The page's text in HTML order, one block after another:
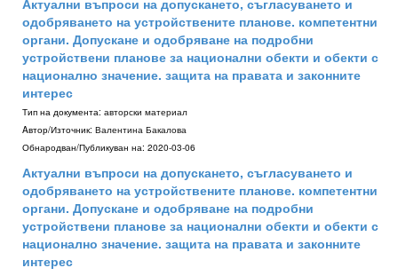
Актуални въпроси на допускането, съгласуването и
одобряването на устройствените планове. компетентни
органи. Допускане и одобряване на подробни
устройствени планове за национални обекти и обекти с
национално значение. защита на правата и законните
интерес
Тип на документа: авторски материал
Aвтор/Източник: Валентина Бакалова
Обнародван/Публикуван на: 2020-03-06
Актуални въпроси на допускането, съгласуването и
одобряването на устройствените планове. компетентни
органи. Допускане и одобряване на подробни
устройствени планове за национални обекти и обекти с
национално значение. защита на правата и законните
интерес